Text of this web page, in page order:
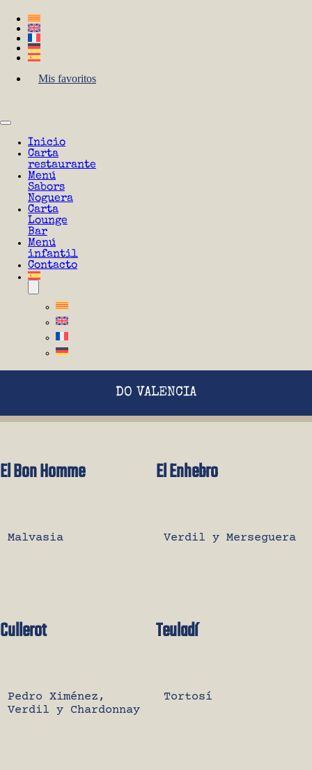
Mis favoritos
Inicio
Carta
restaurante
Menú
Sabors
Noguera
Carta
Lounge
Bar
Menú
infantil
Contacto
DO VALENCIA
El Bon Homme
Malvasia
El Enhebro
Verdil y Merseguera
Cullerot
Pedro Ximénez,
Verdil y Chardonnay
Teuladí
Tortosí